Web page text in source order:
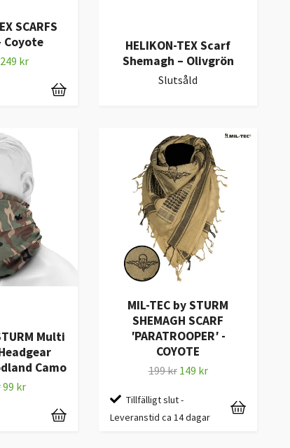
SCARFS
Coyote
249 kr
HELIKON-TEX Scarf
Shemagh – Olivgrön
Slutsåld
Multi
Camo
99 kr
MIL-TEC by STURM
SHEMAGH SCARF
′PARATROOPER′ -
COYOTE
199 kr 149 kr
Tillfälligt slut -
Leveranstid ca 14 dagar